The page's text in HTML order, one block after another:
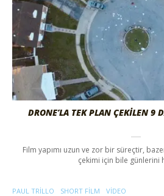
DRONE’LA TEK PLAN ÇEKİLEN 9
Film yapımı uzun ve zor bir süreçtir,
çekimi için bile günlerini
PAUL TRILLO SHORT FILM VIDEO